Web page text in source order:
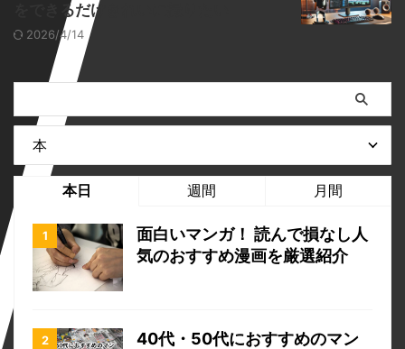
をできるだけきれいに撮りたい
2026/4/14
本日 週間 月間
面白いマンガ！ 読んで損なし人
気のおすすめ漫画を厳選紹介
40代・50代におすすめのマン